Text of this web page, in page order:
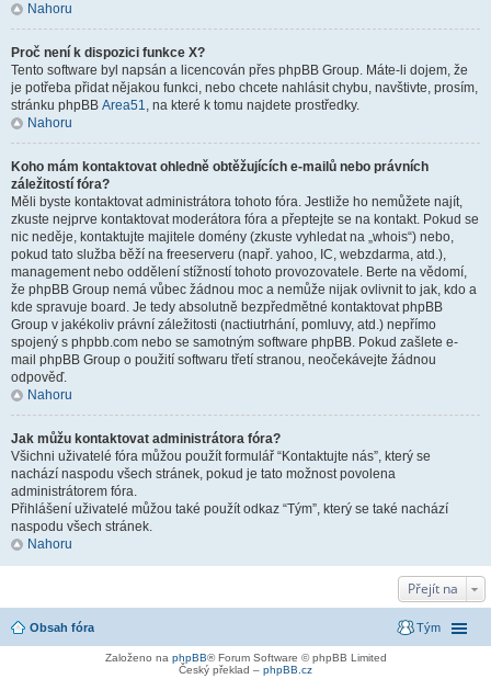
Nahoru
Proč není k dispozici funkce X?
Tento software byl napsán a licencován přes phpBB Group. Máte-li dojem, že
je potřeba přidat nějakou funkci, nebo chcete nahlásit chybu, navštivte, prosím,
stránku phpBB Area51, na které k tomu najdete prostředky.
Nahoru
Koho mám kontaktovat ohledně obtěžujících e-mailů nebo právních
záležitostí fóra?
Měli byste kontaktovat administrátora tohoto fóra. Jestliže ho nemůžete najít,
zkuste nejprve kontaktovat moderátora fóra a přeptejte se na kontakt. Pokud se
nic neděje, kontaktujte majitele domény (zkuste vyhledat na „whois“) nebo,
pokud tato služba běží na freeserveru (např. yahoo, IC, webzdarma, atd.),
management nebo oddělení stížností tohoto provozovatele. Berte na vědomí,
že phpBB Group nemá vůbec žádnou moc a nemůže nijak ovlivnit to jak, kdo a
kde spravuje board. Je tedy absolutně bezpředmětné kontaktovat phpBB
Group v jakékoliv právní záležitosti (nactiutrhání, pomluvy, atd.) nepřímo
spojený s phpbb.com nebo se samotným software phpBB. Pokud zašlete e-
mail phpBB Group o použití softwaru třetí stranou, neočekávejte žádnou
odpověď.
Nahoru
Jak můžu kontaktovat administrátora fóra?
Všichni uživatelé fóra můžou použít formulář “Kontaktujte nás”, který se
nachází naspodu všech stránek, pokud je tato možnost povolena
administrátorem fóra.
Přihlášení uživatelé můžou také použít odkaz “Tým”, který se také nachází
naspodu všech stránek.
Nahoru
Přejít na
Obsah fóra Tým
Založeno na phpBB® Forum Software © phpBB Limited
Český překlad – phpBB.cz